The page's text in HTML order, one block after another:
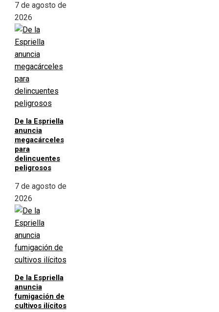
7 de agosto de
2026
De la Espriella
anuncia
megacárceles
para
delincuentes
peligrosos
7 de agosto de
2026
De la Espriella
anuncia
fumigación de
cultivos ilícitos